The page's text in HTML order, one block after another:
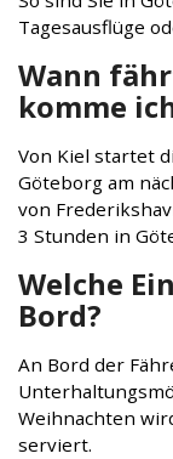
Tagesausflüge
Wann
komme
Von Kiel startet
Göteborg am
von
3 Stunden in
Welche
Bord?
An Bord der
Weihnachten
serviert.